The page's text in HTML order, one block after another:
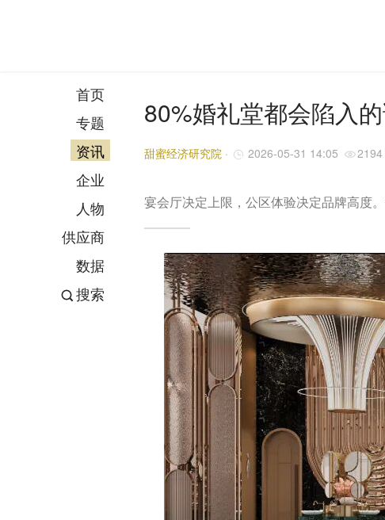
首页
专题
资讯
企业
人物
供应商
数据
搜索
80%婚礼堂都会陷入的
甜蜜经济研究院 · 2026-05-31 14:05 2194
宴会厅决定上限，公区体验决定品牌高度